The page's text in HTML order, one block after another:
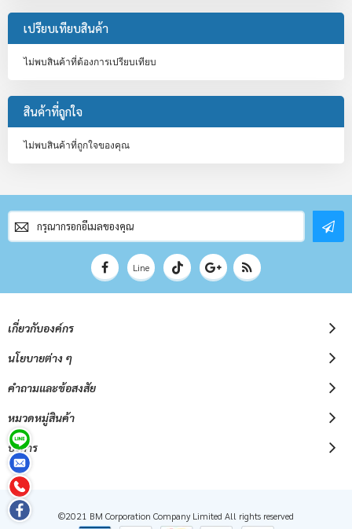
เปรียบเทียบสินค้า
ไม่พบสินค้าที่ต้องการเปรียบเทียบ
สินค้าที่ถูกใจ
ไม่พบสินค้าที่ถูกใจของคุณ
สมัคร
สมาชิก
จดหมาย
Line
เกี่ยวกับองค์กร
นโยบายต่าง ๆ
คำถามและข้อสงสัย
หมวดหมู่สินค้า
บริการ
©2021 BM Corporation Company Limited All rights reserved